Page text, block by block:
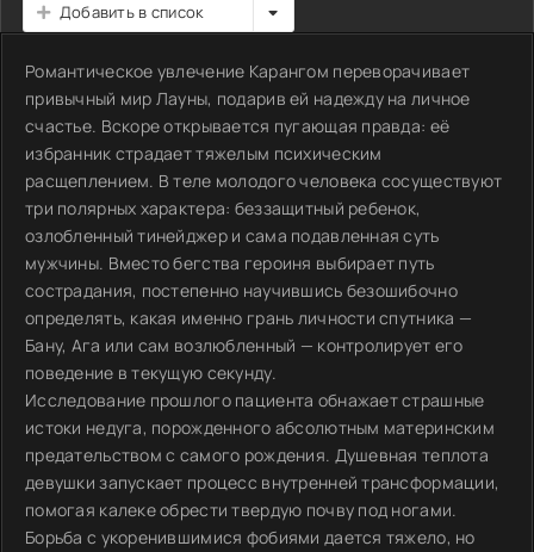
Добавить в список
Романтическое увлечение Карангом переворачивает
привычный мир Лауны, подарив ей надежду на личное
счастье. Вскоре открывается пугающая правда: её
избранник страдает тяжелым психическим
расщеплением. В теле молодого человека сосуществуют
три полярных характера: беззащитный ребенок,
озлобленный тинейджер и сама подавленная суть
мужчины. Вместо бегства героиня выбирает путь
сострадания, постепенно научившись безошибочно
определять, какая именно грань личности спутника —
Бану, Ага или сам возлюбленный — контролирует его
поведение в текущую секунду.
Исследование прошлого пациента обнажает страшные
истоки недуга, порожденного абсолютным материнским
предательством с самого рождения. Душевная теплота
девушки запускает процесс внутренней трансформации,
помогая калеке обрести твердую почву под ногами.
Борьба с укоренившимися фобиями дается тяжело, но